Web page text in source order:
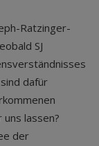
Ratzinger-
SJ
dafür
lassen?
der